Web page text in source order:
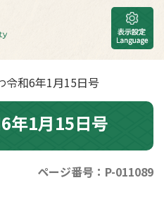
令和6年1月15日号
年1月15日号
ページ番号：P-011089